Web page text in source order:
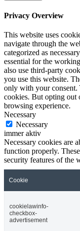
Privacy Overview
This website uses
navigate through the
categorized as
essential for the
also use third-party
you use this website.
only with your consent.
cookies. But opting out
browsing experience.
Necessary
Necessary
immer aktiv
Necessary cookies are
function properly.
security features of the
Cookie
cookielawinfo-
checkbox-
advertisement